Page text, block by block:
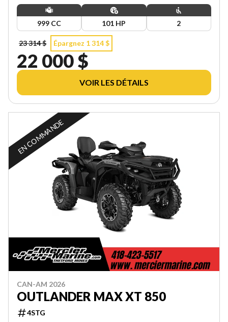
999 CC 101 HP 2
23 314 $ Épargnez 1 314 $
22 000 $
VOIR LES DÉTAILS
EN COMMANDE
CAN-AM 2026
OUTLANDER MAX XT 850
4STG